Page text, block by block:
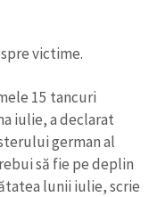
victime.
15 tancuri
iulie, a declarat
german al
să fie pe deplin
lunii iulie, scrie